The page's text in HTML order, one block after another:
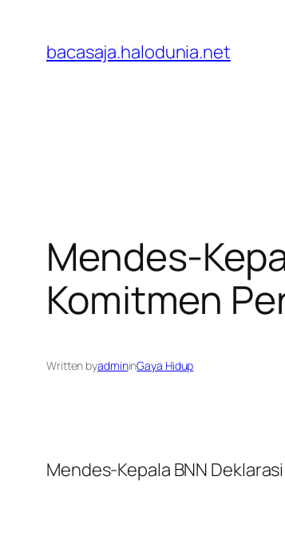
konten
bacasaja.halodunia.net
Mendes-
Komitmen
Written byadmininGaya Hidup
Mendes-Kepala BNN